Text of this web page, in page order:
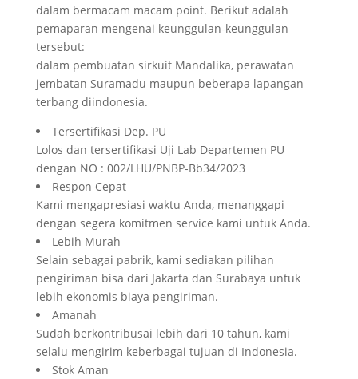
dalam bermacam macam point. Berikut adalah
pemaparan mengenai keunggulan-keunggulan
tersebut:
dalam pembuatan sirkuit Mandalika, perawatan
jembatan Suramadu maupun beberapa lapangan
terbang diindonesia.
Tersertifikasi Dep. PU
Lolos dan tersertifikasi Uji Lab Departemen PU
dengan NO : 002/LHU/PNBP-Bb34/2023
Respon Cepat
Kami mengapresiasi waktu Anda, menanggapi
dengan segera komitmen service kami untuk Anda.
Lebih Murah
Selain sebagai pabrik, kami sediakan pilihan
pengiriman bisa dari Jakarta dan Surabaya untuk
lebih ekonomis biaya pengiriman.
Amanah
Sudah berkontribusai lebih dari 10 tahun, kami
selalu mengirim keberbagai tujuan di Indonesia.
Stok Aman